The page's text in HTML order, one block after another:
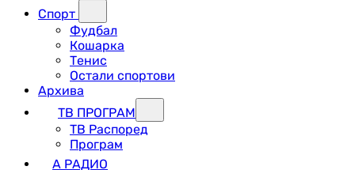
Спорт
Фудбал
Кошарка
Тенис
Остали спортови
Архива
ТВ ПРОГРАМ
ТВ Распоред
Програм
А РАДИО